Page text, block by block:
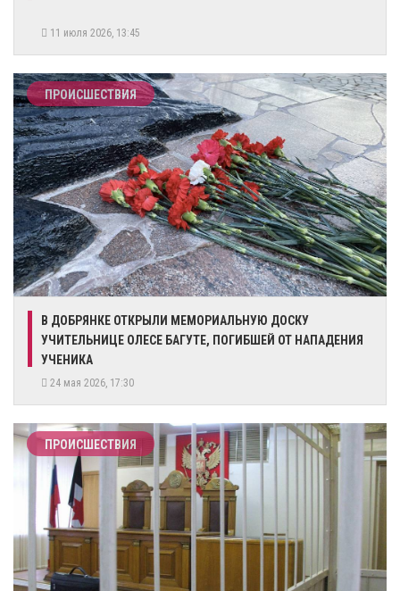
11 июля 2026, 13:45
ПРОИСШЕСТВИЯ
В ДОБРЯНКЕ ОТКРЫЛИ МЕМОРИАЛЬНУЮ ДОСКУ
УЧИТЕЛЬНИЦЕ ОЛЕСЕ БАГУТЕ, ПОГИБШЕЙ ОТ НАПАДЕНИЯ
УЧЕНИКА
24 мая 2026, 17:30
ПРОИСШЕСТВИЯ